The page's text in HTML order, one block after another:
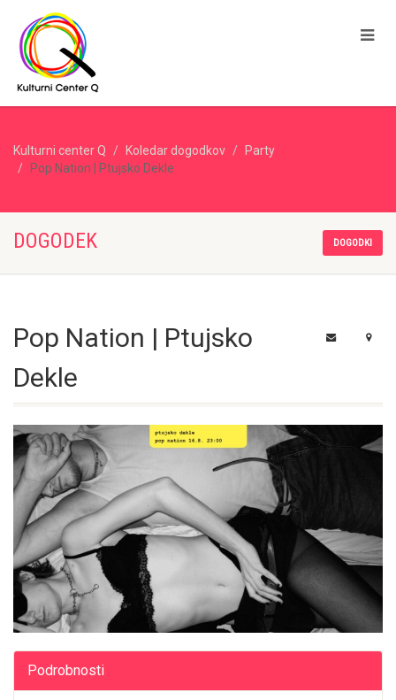
Kulturni center Q Koledar dogodkov
Party
Pop Nation | Ptujsko Dekle
DOGODEK DOGODKI
Pop Nation | Ptujsko
Dekle
Podrobnosti